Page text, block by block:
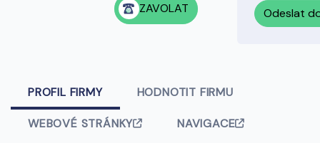
ZAVOLAT
Odeslat
PROFIL FIRMY HODNOTIT FIRMU
WEBOVÉ STRÁNKY NAVIGACE